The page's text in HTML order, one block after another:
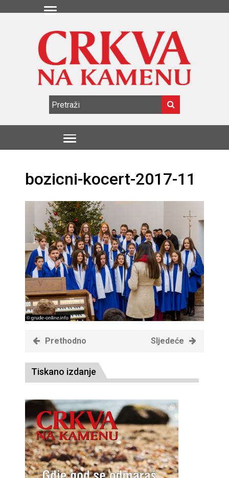
bozicni-kocert-2017-11
Prethodno Sljedeće
Tiskano izdanje